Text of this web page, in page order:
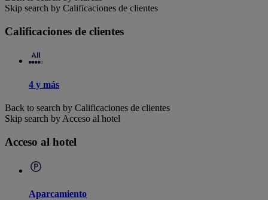
Skip search by Calificaciones de clientes
Calificaciones de clientes
4 y más
Back to search by Calificaciones de clientes
Skip search by Acceso al hotel
Acceso al hotel
Aparcamiento